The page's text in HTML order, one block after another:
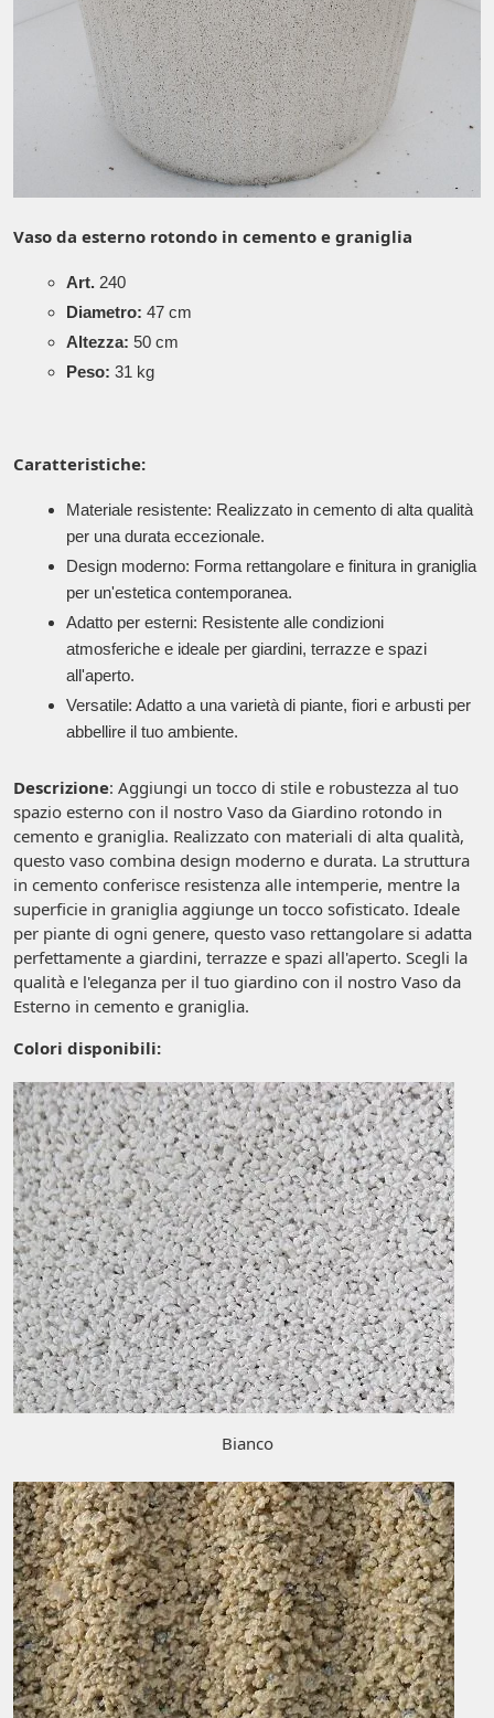
Vaso da esterno rotondo in cemento e graniglia
Art. 240
Diametro: 47 cm
Altezza: 50 cm
Peso: 31 kg
Caratteristiche:
Materiale resistente: Realizzato in cemento di alta qualità
per una durata eccezionale.
Design moderno: Forma rettangolare e finitura in graniglia
per un'estetica contemporanea.
Adatto per esterni: Resistente alle condizioni
atmosferiche e ideale per giardini, terrazze e spazi
all'aperto.
Versatile: Adatto a una varietà di piante, fiori e arbusti per
abbellire il tuo ambiente.
Descrizione: Aggiungi un tocco di stile e robustezza al tuo
spazio esterno con il nostro Vaso da Giardino rotondo in
cemento e graniglia. Realizzato con materiali di alta qualità,
questo vaso combina design moderno e durata. La struttura
in cemento conferisce resistenza alle intemperie, mentre la
superficie in graniglia aggiunge un tocco sofisticato. Ideale
per piante di ogni genere, questo vaso rettangolare si adatta
perfettamente a giardini, terrazze e spazi all'aperto. Scegli la
qualità e l'eleganza per il tuo giardino con il nostro Vaso da
Esterno in cemento e graniglia.
Colori disponibili:
Bianco